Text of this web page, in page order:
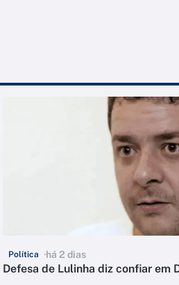
Política há 2 dias
Defesa de Lulinha diz confiar em